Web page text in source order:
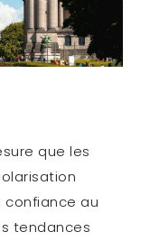
que les
confiance au
tendances